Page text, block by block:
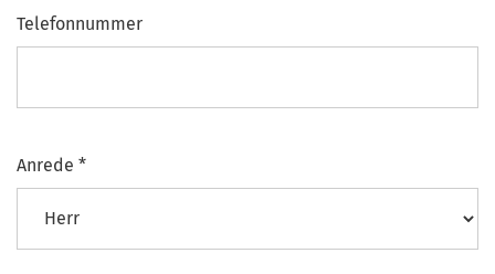
Telefonnummer
Anrede *